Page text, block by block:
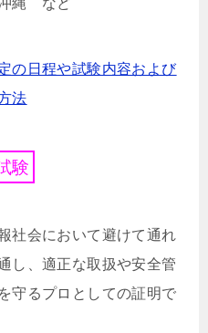
の日程や試験内容および
法
験
社会において避けて通れ
し、適正な取扱や安全管
守るプロとしての証明で